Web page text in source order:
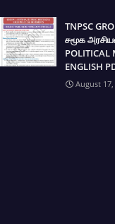
TNPSC
சமூக
POLITICAL
ENGLISH
August 17,